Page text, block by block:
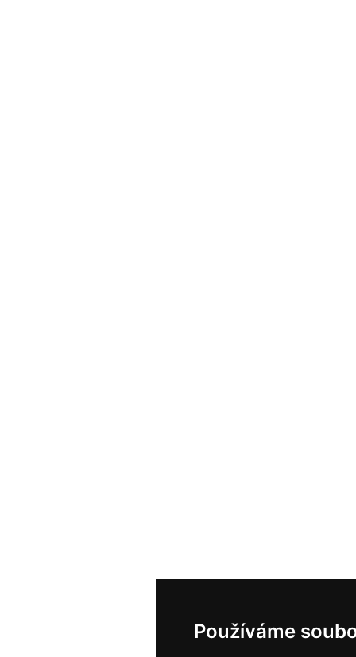
Používáme